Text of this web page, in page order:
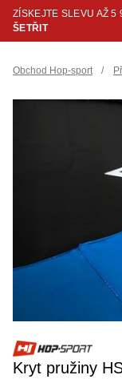
ZÍSKEJTE SLEVU AŽ 5
ŠETŘIT
Obchod Hop-sport /
Kryt pružiny